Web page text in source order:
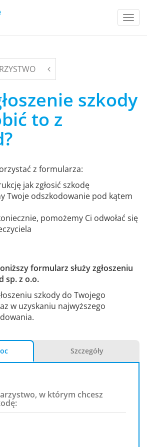
szkody
to z
z formularza:
jak zgłosić szkodę
Twoje odszkodowanie pod kątem
pomożemy Ci odwołać się
formularz służy zgłoszeniu
sp. z o.o.
szkody do Twojego
w uzyskaniu najwyższego
Szczegóły
w którym chcesz